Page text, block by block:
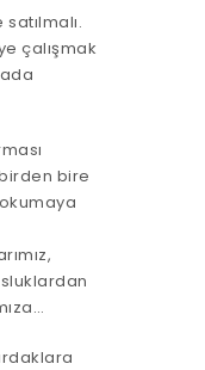
çalışmak
bire
okumaya